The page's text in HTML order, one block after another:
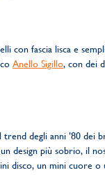
con fascia lisca e
Anello Sigillo, con dei
degli anni ’80 dei
design più sobrio, il
disco, un mini cuore